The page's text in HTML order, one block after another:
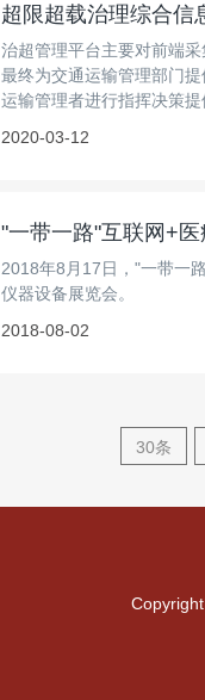
超限超载治理综合信
治超管理平台主要对前端
最终为交通运输管理部门
运输管理者进行指挥决策提
2020-03-12
"一带一路"互联网+
2018年8月17日，"一带一
仪器设备展览会。
2018-08-02
30条